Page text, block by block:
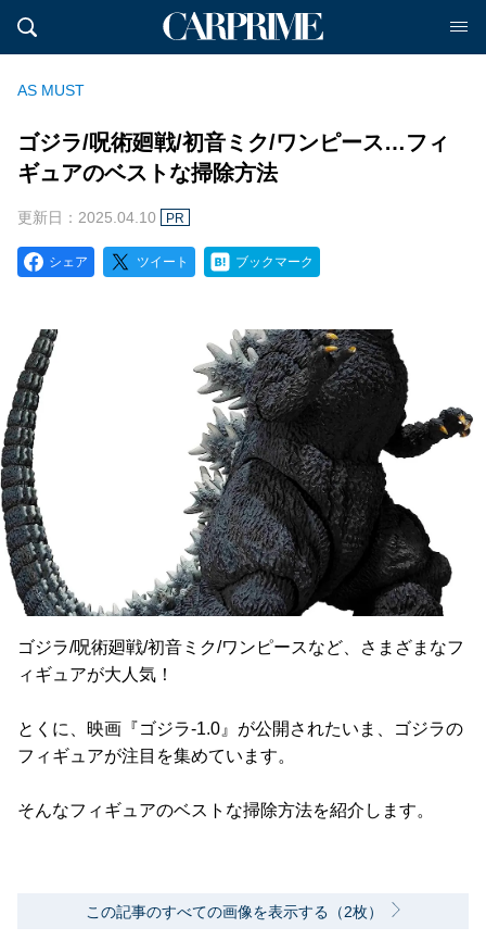
AS MUST
ゴジラ/呪術廻戦/初音ミク/ワンピース…フィ
ギュアのベストな掃除方法
更新日：2025.04.10 PR
シェア ツイート ブックマーク
ゴジラ/呪術廻戦/初音ミク/ワンピースなど、さまざまなフ
ィギュアが大人気！
とくに、映画『ゴジラ-1.0』が公開されたいま、ゴジラの
フィギュアが注目を集めています。
そんなフィギュアのベストな掃除方法を紹介します。
この記事のすべての画像を表示する（2枚）